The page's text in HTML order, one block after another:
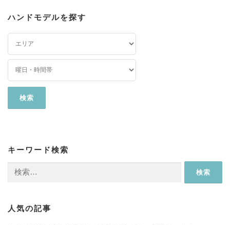
ハンドモデルを探す
キーワード検索
人気の記事